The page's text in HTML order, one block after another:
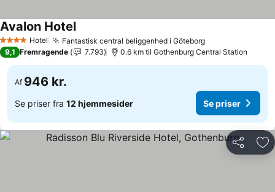
4 StjernerHotel Fantastisk central beliggenhed i Göteborg
Avalon Hotel
9,1 Fremragende 7.793 0.6 km til Gothenburg Central Station
Af 946 kr.
Se priser fra 12 hjemmesider Se priser
Del